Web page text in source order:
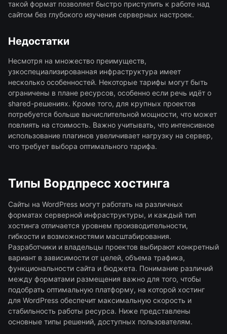
такой формат позволяет быстро приступить к работе над
сайтом без глубокого изучения серверных настроек.
Недостатки
Несмотря на множество преимуществ,
узкоспециализированная инфраструктура имеет
несколько особенностей. Некоторые тарифы могут быть
ограничены в плане ресурсов, особенно если речь идёт о
shared-решениях. Кроме того, для крупных проектов
потребуется больше вычислительной мощности, что может
повлиять на стоимость. Важно учитывать, что интенсивное
использование плагинов увеличивает нагрузку на сервер,
что требует выбора оптимального тарифа.
Типы Вордпресс хостинга
Сайты на WordPress могут работать на различных
форматах серверной инфраструктуры, и каждый тип
хостинга отличается уровнем производительности,
гибкости и возможностями масштабирования.
Разработчики и владельцы проектов выбирают конкретный
вариант в зависимости от целей, объема трафика,
функциональности сайта и бюджета. Понимание различий
между форматами размещения важно для того, чтобы
подобрать оптимальную платформу, на которой хостинг
для WordPress обеспечит максимальную скорость и
стабильность работы ресурса. Ниже представлены
основные типы решений, доступных пользователям.